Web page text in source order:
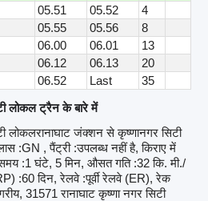
05.51 05.52
4
05.55 05.56
8
06.00 06.01
13
06.12 06.13
20
06.52 Last
35
लोकल ट्रैन के बारे में
लोकलरानाघाट जंक्शन से कृष्णानगर सिटी
:GN , पैंट्री :उपलब्ध नहीं है, किराए में
समय :1 घंटे, 5 मिन, औसत गति :32 कि. मी./
:60 दिन, रेलवे :पूर्वी रेलवे (ER), रेक
31571 रानाघाट कृष्णा नगर सिटी